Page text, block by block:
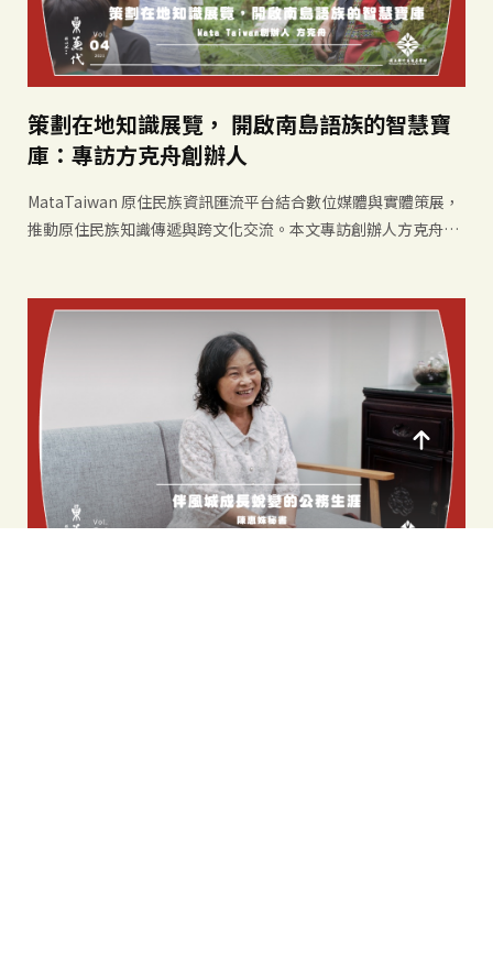
策劃在地知識展覽， 開啟南島語族的智慧寶
庫：專訪方克舟創辦人
MataTaiwan 原住民族資訊匯流平台結合數位媒體與實體策展，
推動原住民族知識傳遞與跨文化交流。本文專訪創辦人方克舟，